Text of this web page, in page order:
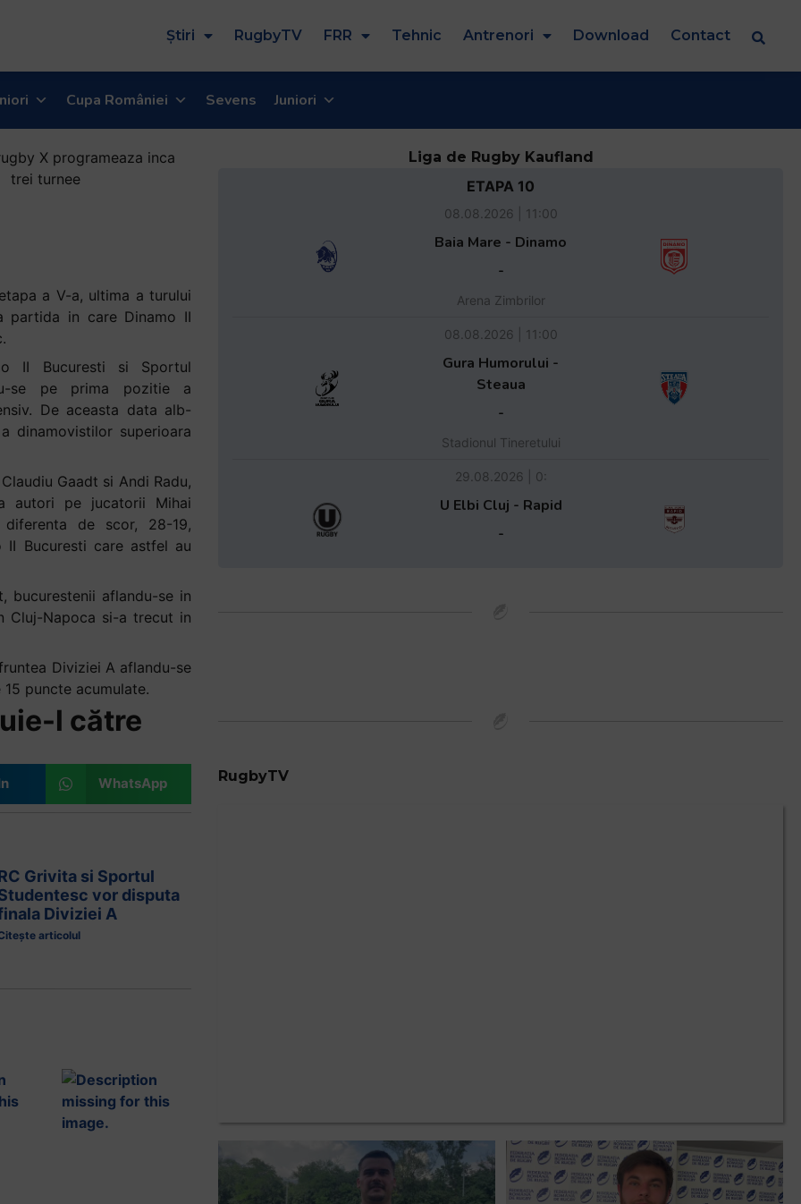
Știri RugbyTV FRR Tehnic Antrenori Download Contact
Cupa României Sevens Juniori
a V-a, ultima a turului
partida in care Dinamo II
II Bucuresti si Sportul
se pe prima pozitie a
De aceasta data alb-
dinamovistilor superioara
Gaadt si Andi Radu,
autori pe jucatorii Mihai
diferenta de scor, 28-19,
Bucuresti care astfel au
bucurestenii aflandu-se in
Cluj-Napoca si-a trecut in
Diviziei A aflandu-se
puncte acumulate.
l către
WhatsApp
Grivita si Sportul
vor disputa
Diviziei A
articolul
Liga de Rugby Kaufland
ETAPA 10
08.08.2026 | 11:00
Baia Mare - Dinamo
-
Arena Zimbrilor
08.08.2026 | 11:00
Gura Humorului -
Steaua
-
Stadionul Tineretului
29.08.2026 | 0:
U Elbi Cluj - Rapid
-
RugbyTV